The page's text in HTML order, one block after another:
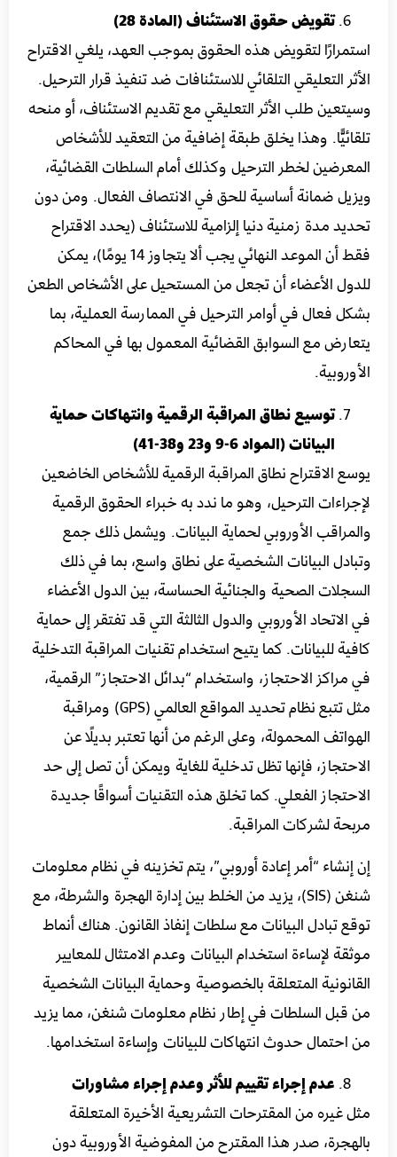
تقويض حقوق الاستئناف (المادة 28)
استمرارًا لتقويض هذه الحقوق بموجب العهد، يلغي الاقتراح
الأثر التعليقي التلقائي للاستئنافات ضد تنفيذ قرار الترحيل.
وسيتعين طلب الأثر التعليقي مع تقديم الاستئناف، أو منحه
تلقائيًّا. وهذا يخلق طبقة إضافية من التعقيد للأشخاص
المعرضين لخطر الترحيل وكذلك أمام السلطات القضائية،
ويزيل ضمانة أساسية للحق في الانتصاف الفعال. ومن دون
تحديد مدة زمنية دنيا إلزامية للاستئناف (يحدد الاقتراح
فقط أن الموعد النهائي يجب ألا يتجاوز 14 يومًا)، يمكن
للدول الأعضاء أن تجعل من المستحيل على الأشخاص الطعن
بشكل فعال في أوامر الترحيل في الممارسة العملية، بما
يتعارض مع السوابق القضائية المعمول بها في المحاكم
الأوروبية.
توسيع نطاق المراقبة الرقمية وانتهاكات حماية
البيانات (المواد 6-9 و23 و38-41)
يوسع الاقتراح نطاق المراقبة الرقمية للأشخاص الخاضعين
لإجراءات الترحيل، وهو ما ندد به خبراء الحقوق الرقمية
والمراقب الأوروبي لحماية البيانات. ويشمل ذلك جمع
وتبادل البيانات الشخصية على نطاق واسع، بما في ذلك
السجلات الصحية والجنائية الحساسة، بين الدول الأعضاء
في الاتحاد الأوروبي والدول الثالثة التي قد تفتقر إلى حماية
كافية للبيانات. كما يتيح استخدام تقنيات المراقبة التدخلية
في مراكز الاحتجاز، واستخدام “بدائل الاحتجاز” الرقمية،
مثل تتبع نظام تحديد المواقع العالمي (GPS) ومراقبة
الهواتف المحمولة، وعلى الرغم من أنها تعتبر بديلًا عن
الاحتجاز، فإنها تظل تدخلية للغاية ويمكن أن تصل إلى حد
الاحتجاز الفعلي. كما تخلق هذه التقنيات أسواقًا جديدة
مربحة لشركات المراقبة.
إن إنشاء “أمر إعادة أوروبي”، يتم تخزينه في نظام معلومات
شنغن (SIS)، يزيد من الخلط بين إدارة الهجرة والشرطة، مع
توقع تبادل البيانات مع سلطات إنفاذ القانون. هناك أنماط
موثقة لإساءة استخدام البيانات وعدم الامتثال للمعايير
القانونية المتعلقة بالخصوصية وحماية البيانات الشخصية
من قبل السلطات في إطار نظام معلومات شنغن، مما يزيد
من احتمال حدوث انتهاكات للبيانات وإساءة استخدامها.
عدم إجراء تقييم للأثر وعدم إجراء مشاورات
مثل غيره من المقترحات التشريعية الأخيرة المتعلقة
بالهجرة، صدر هذا المقترح من المفوضية الأوروبية دون